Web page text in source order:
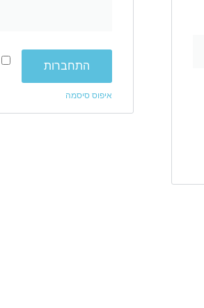
התחברות
איפוס סיסמה